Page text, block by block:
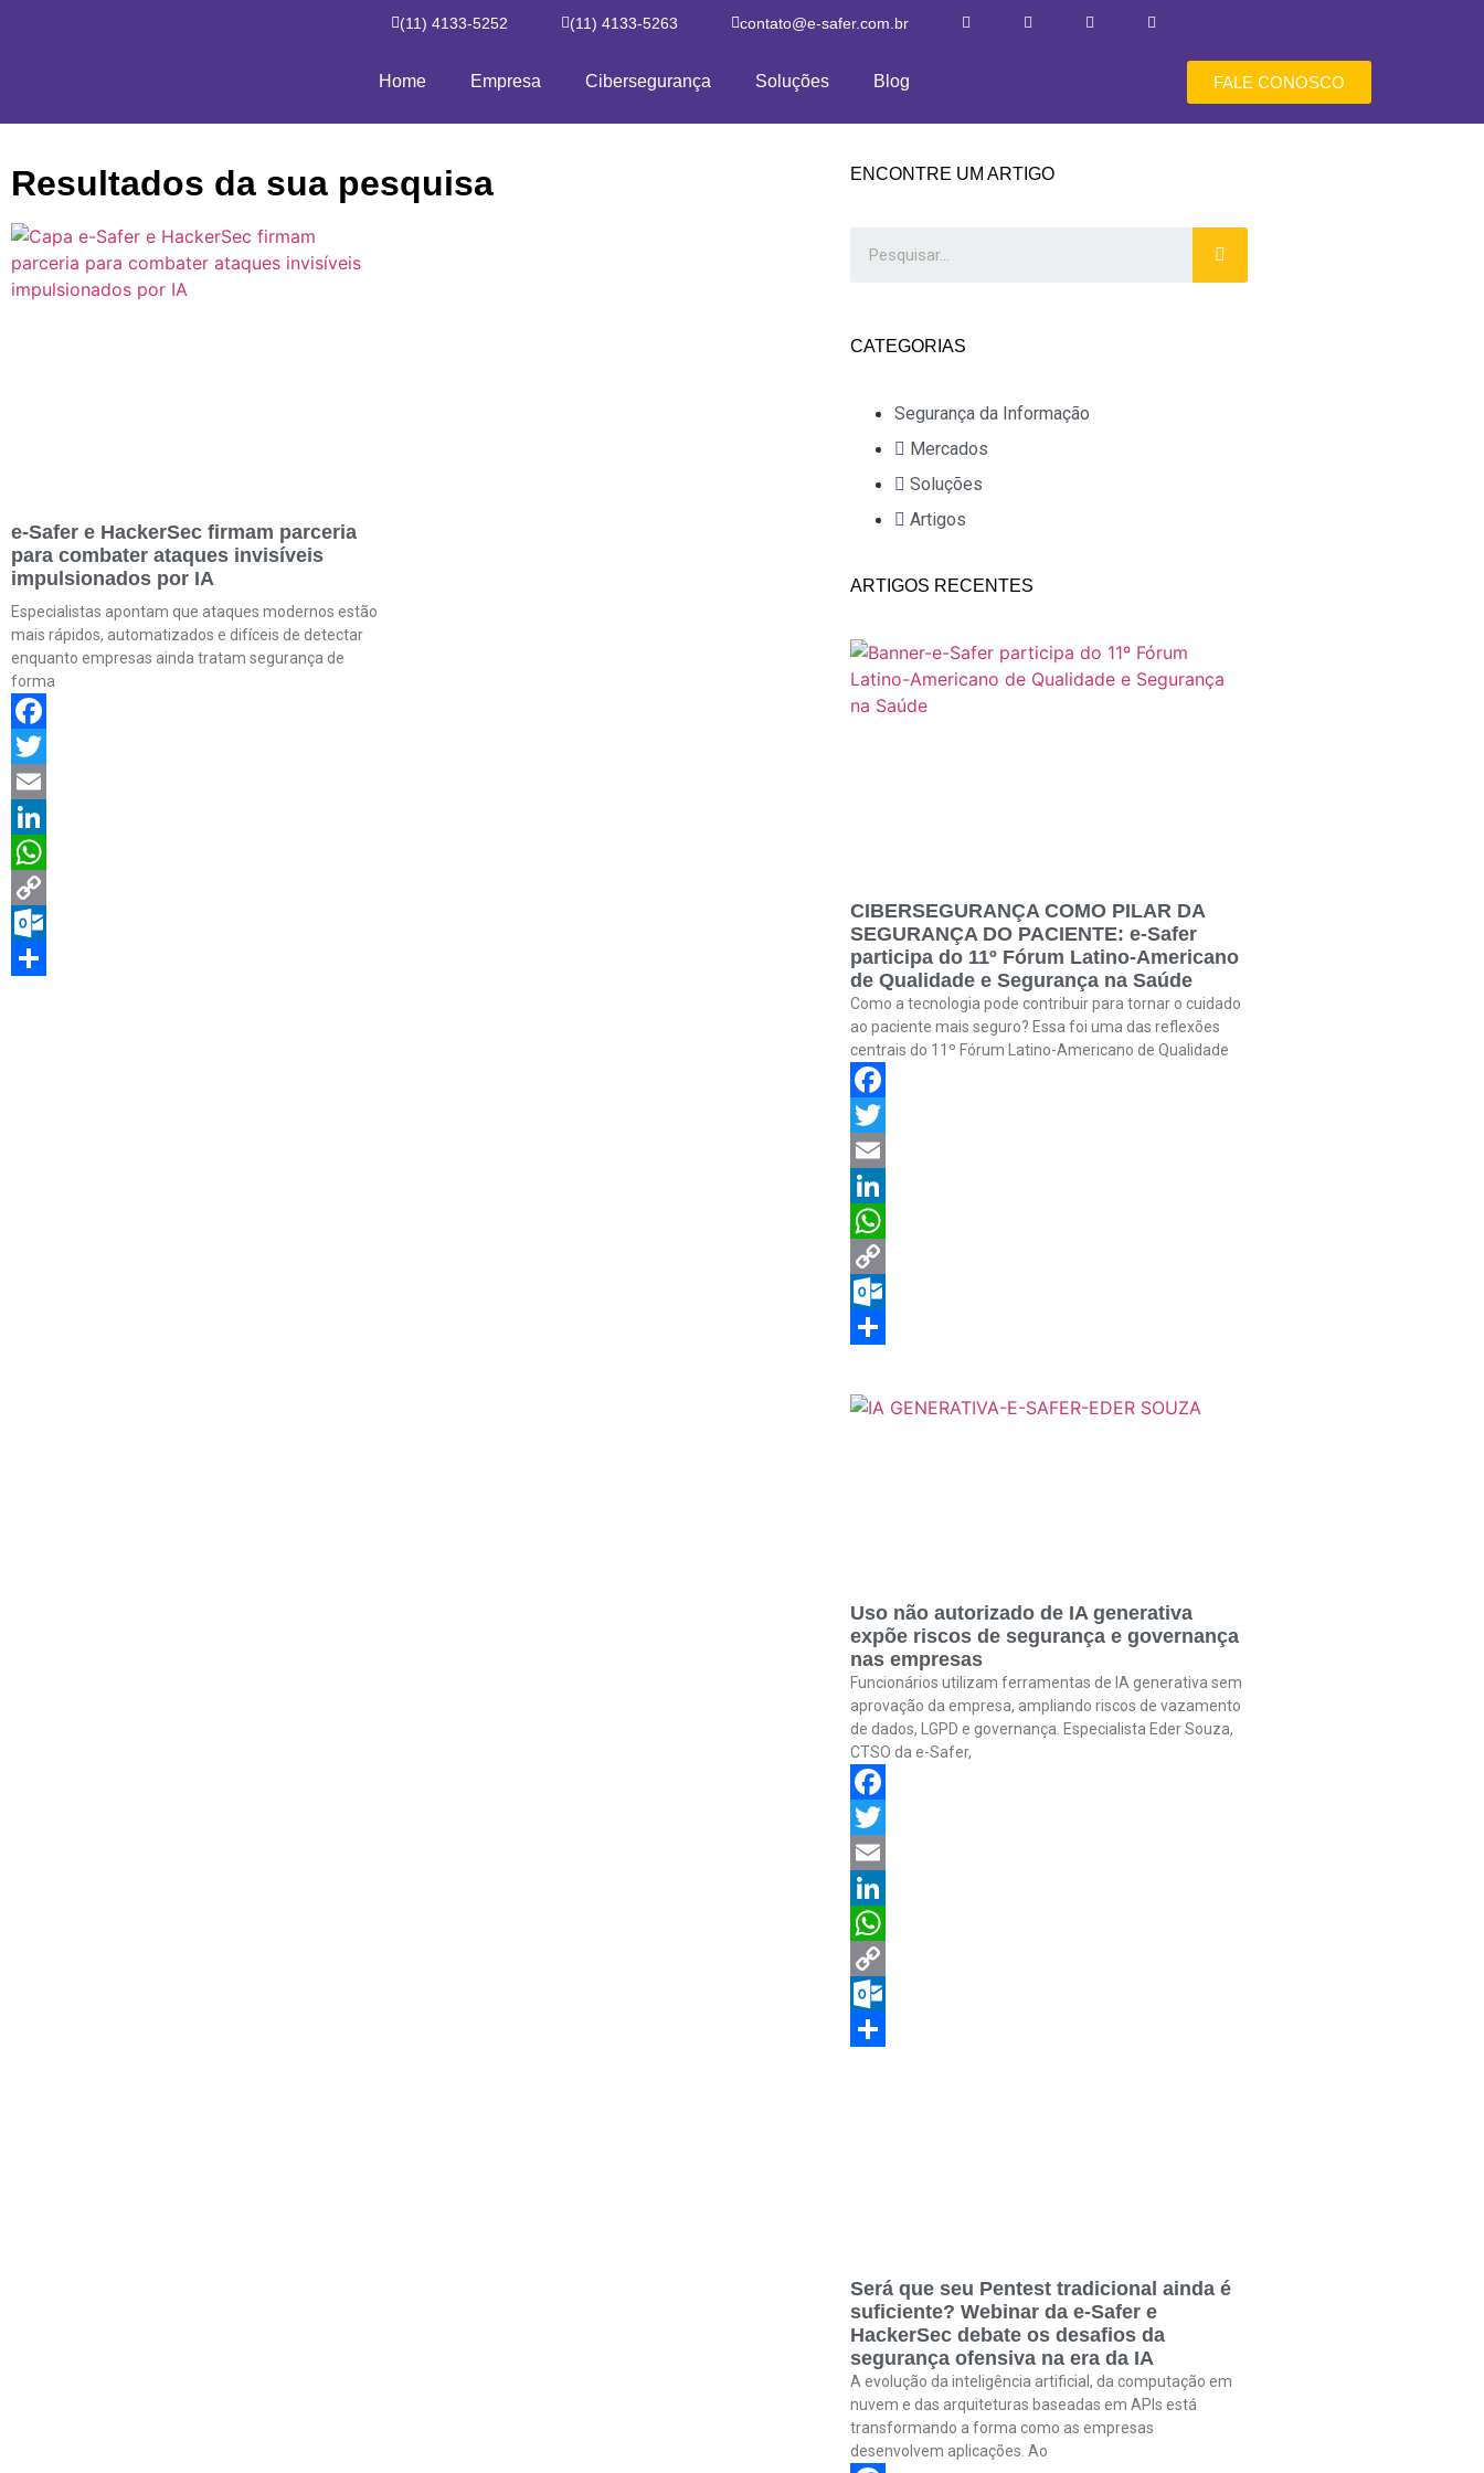
(11) 4133-5252 (11) 4133-5263 contato@e-safer.com.br
Home Empresa Cibersegurança Soluções Blog FALE CONOSCO
Resultados da sua pesquisa
e-Safer e HackerSec firmam parceria
para combater ataques invisíveis
impulsionados por IA
Especialistas apontam que ataques modernos estão
mais rápidos, automatizados e difíceis de detectar
enquanto empresas ainda tratam segurança de
forma
Facebook
Twitter
Email
LinkedIn
WhatsApp
Copy
Link
Outlook.com
ENCONTRE UM ARTIGO
CATEGORIAS
Segurança da Informação
Mercados
Soluções
Artigos
ARTIGOS RECENTES
CIBERSEGURANÇA COMO PILAR DA
SEGURANÇA DO PACIENTE: e-Safer
participa do 11º Fórum Latino-Americano
de Qualidade e Segurança na Saúde
Como a tecnologia pode contribuir para tornar o cuidado
ao paciente mais seguro? Essa foi uma das reflexões
centrais do 11º Fórum Latino-Americano de Qualidade
Facebook
Twitter
Email
LinkedIn
WhatsApp
Copy
Link
Outlook.com
Uso não autorizado de IA generativa
expõe riscos de segurança e governança
nas empresas
Funcionários utilizam ferramentas de IA generativa sem
aprovação da empresa, ampliando riscos de vazamento
de dados, LGPD e governança. Especialista Eder Souza,
CTSO da e-Safer,
Facebook
Twitter
Email
LinkedIn
WhatsApp
Copy
Link
Outlook.com
Será que seu Pentest tradicional ainda é
suficiente? Webinar da e-Safer e
HackerSec debate os desafios da
segurança ofensiva na era da IA
A evolução da inteligência artificial, da computação em
nuvem e das arquiteturas baseadas em APIs está
transformando a forma como as empresas
desenvolvem aplicações. Ao